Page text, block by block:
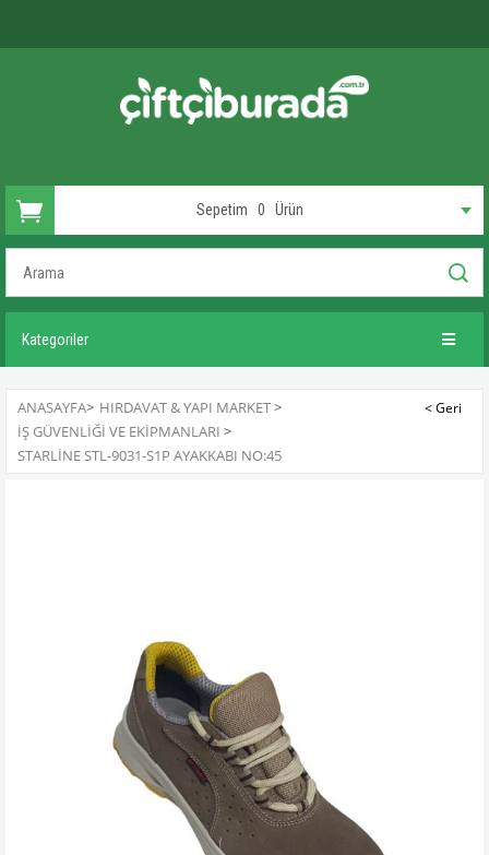
Sepetim 0 Ürün
Kategoriler
ANASAYFA> HIRDAVAT & YAPI MARKET>
İŞ GÜVENLIĞI VE EKIPMANLARI >
STARLINE STL-9031-S1P AYAKKABI NO:45